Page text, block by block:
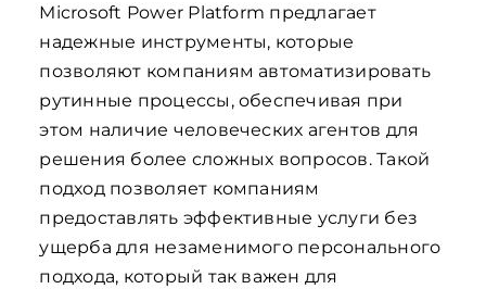
Microsoft Power Platform предлагает
надежные инструменты, которые
позволяют компаниям автоматизировать
рутинные процессы, обеспечивая при
этом наличие человеческих агентов для
решения более сложных вопросов. Такой
подход позволяет компаниям
предоставлять эффективные услуги без
ущерба для незаменимого персонального
подхода, который так важен для